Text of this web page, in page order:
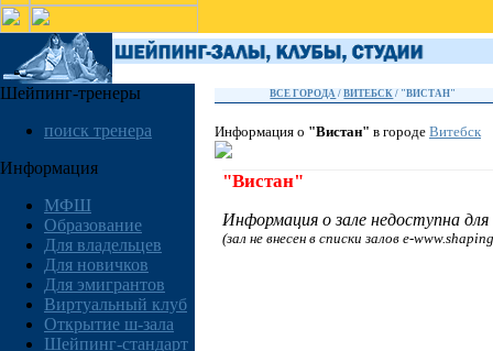
Шейпинг-тренеры
поиск тренера
Информация
МФШ
Образование
Для владельцев
Для новичков
Для эмигрантов
Виртуальный клуб
Открытие ш-зала
Шейпинг-стандарт
ВСЕ ГОРОДА /ВИТЕБСК / "ВИСТАН"
Информация о "Вистан" в городе Витебск
"Вистан"
Информация о зале недоступна для
(зал не внесен в списки залов e-